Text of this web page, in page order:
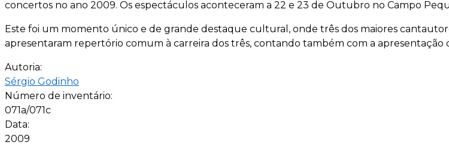
concertos no ano 2009. Os espectáculos aconteceram a 22 e 23 de Outubro no Campo
Este foi um momento único e de grande destaque cultural, onde três dos maiores
apresentaram repertório comum à carreira dos três, contando também com a apresentação
Autoria:
Sérgio Godinho
Número de inventário:
071a/071c
Data:
2009